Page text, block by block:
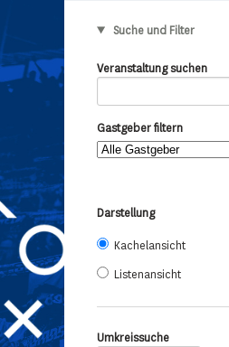
Suche und Filter
Veranstaltung suchen
Gastgeber filtern
Darstellung
Kachelansicht
Listenansicht
Umkreissuche